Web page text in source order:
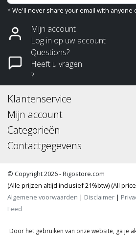
* We'll never share your email with anyone
Mijn account
Log in op uw account
Questions?
Heeft u vragen
?
Klantenservice
Mijn account
Categorieën
Contactgegevens
© Copyright 2026 - Rigostore.com
(Alle prijzen altijd inclusief 21%btw) (All
Algemene voorwaarden | Disclaimer |
Feed
Door het gebruiken van onze website, ga je